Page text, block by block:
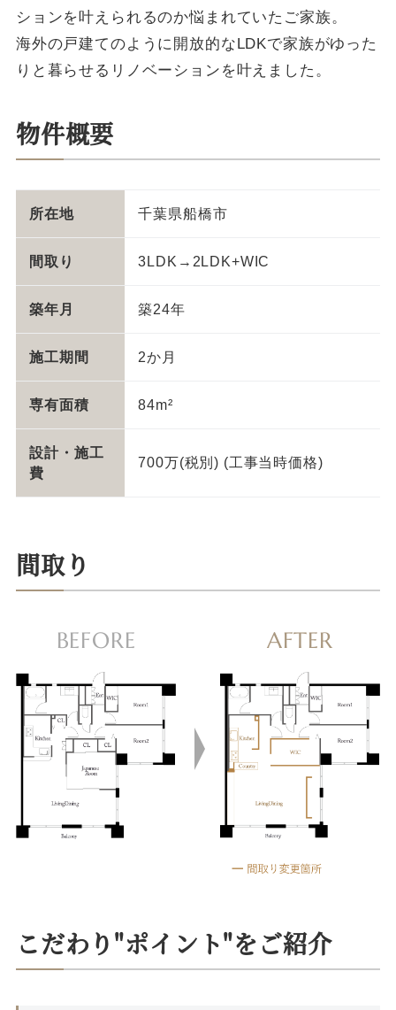
ションを叶えられるのか悩まれていたご家族。
海外の戸建てのように開放的なLDKで家族がゆった
りと暮らせるリノベーションを叶えました。
物件概要
所在地 千葉県船橋市
間取り 3LDK→2LDK+WIC
築年月 築24年
施工期間 2か月
専有面積 84m²
設計・施工
費
700万(税別) (工事当時価格)
間取り
BEFORE AFTER
こだわり"ポイント"をご紹介